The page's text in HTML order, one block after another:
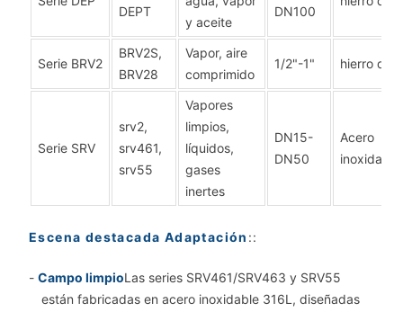
DEPT
y aceite
DN100
Serie BRV2
BRV2S,
BRV28
Vapor, aire
comprimido
1/2"-1" hierro
Serie SRV
srv2,
srv461,
srv55
Vapores
limpios,
líquidos,
gases
inertes
DN15-
DN50
Acero
Escena destacada Adaptación ::
- Campo limpioLas series SRV461/SRV463 y SRV55
están fabricadas en acero inoxidable 316L, diseñadas